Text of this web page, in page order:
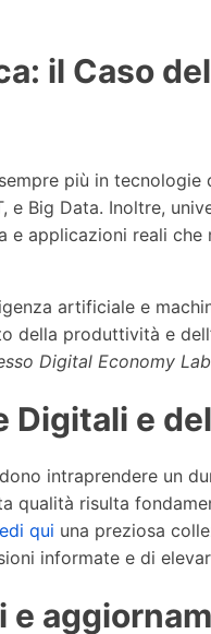
il Caso
più in
e Big Data. Inoltre,
e applicazioni reali
artificiale e
della produttività e
Digital Economy Lab
Digitali e
intraprendere un
qualità risulta
qui una preziosa
informate e di
e